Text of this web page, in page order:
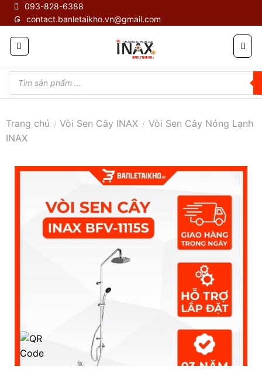
Skip
content
093-828-6388
contact.banletaikho.vn@gmail.com
Tìm
kiếm
phẩm
Trang chủ / Vòi Sen Cây INAX / Vòi Sen Cây Nóng Lạnh
INAX